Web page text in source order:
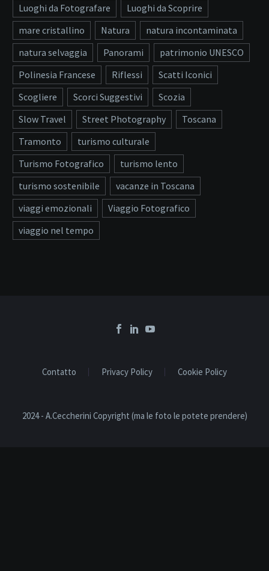
Luoghi da Fotografare
Luoghi da Scoprire
mare cristallino
Natura
natura incontaminata
natura selvaggia
Panorami
patrimonio UNESCO
Polinesia Francese
Riflessi
Scatti Iconici
Scogliere
Scorci Suggestivi
Scozia
Slow Travel
Street Photography
Toscana
Tramonto
turismo culturale
Turismo Fotografico
turismo lento
turismo sostenibile
vacanze in Toscana
viaggi emozionali
Viaggio Fotografico
viaggio nel tempo
Contatto Privacy Policy Cookie Policy
2024 - A.Ceccherini Copyright (ma le foto le potete prendere)